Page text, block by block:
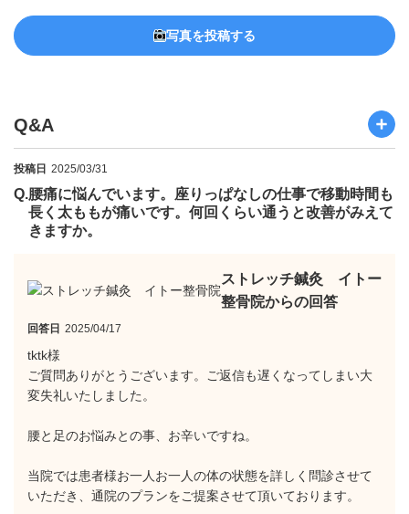
写真を投稿する
Q&A
投稿日 2025/03/31
Q.腰痛に悩んでいます。座りっぱなしの仕事で移動時間も
長く太ももが痛いです。何回くらい通うと改善がみえて
きますか。
ストレッチ鍼灸 イトー
整骨院からの回答
回答日 2025/04/17
tktk様
ご質問ありがとうございます。ご返信も遅くなってしまい大
変失礼いたしました。
腰と足のお悩みとの事、お辛いですね。
当院では患者様お一人お一人の体の状態を詳しく問診させて
いただき、通院のプランをご提案させて頂いております。